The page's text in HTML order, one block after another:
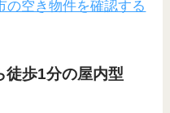
の空き物件を確認する
徒歩1分の屋内型